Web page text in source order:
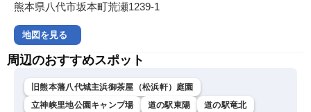
熊本県八代市坂本町荒瀬1239-1
地図を見る
周辺のおすすめスポット
旧熊本藩八代城主浜御茶屋（松浜軒）庭園
立神峡里地公園キャンプ場
道の駅東陽
道の駅竜北